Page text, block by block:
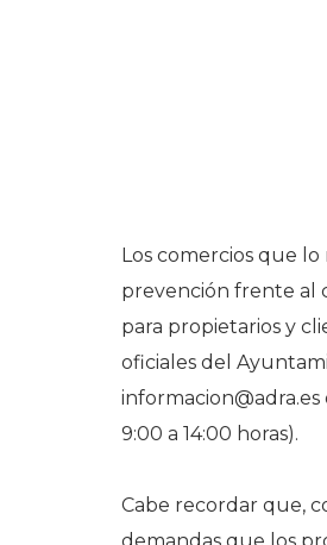
Los comercios que
prevención frente al
para propietarios y
oficiales del
9:00 a 14:00 horas).
Cabe recordar que,